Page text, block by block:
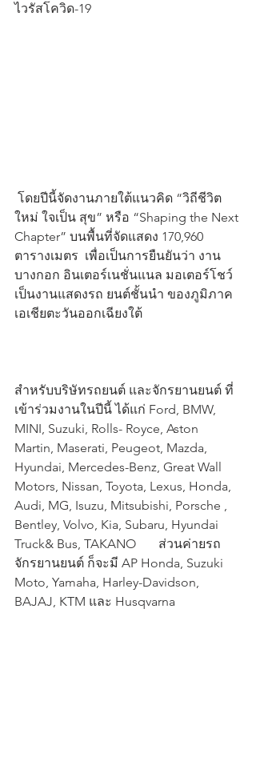
ไวรัสโควิด-19
ใหม่ ใจเป็น สุข” หรือ “Shaping the Next
Chapter” บนพื้นที่จัดแสดง 170,960
ตารางเมตร  เพื่อเป็นการยืนยันว่า งาน
บางกอก อินเตอร์เนชั่นแนล มอเตอร์โชว์
เป็นงานแสดงรถ ยนต์ชั้นนำ ของภูมิภาค
เอเชียตะวันออกเฉียงใต้
สำหรับบริษัทรถยนต์ และจักรยานยนต์ ที่
เข้าร่วมงานในปีนี้ ได้แก่ Ford, BMW,
MINI, Suzuki, Rolls- Royce, Aston
Martin, Maserati, Peugeot, Mazda,
Hyundai, Mercedes-Benz, Great Wall
Motors, Nissan, Toyota, Lexus, Honda,
Audi, MG, Isuzu, Mitsubishi, Porsche ,
Bentley, Volvo, Kia, Subaru, Hyundai
Truck& Bus, TAKANO       ส่วนค่ายรถ
จักรยานยนต์ ก็จะมี AP Honda, Suzuki
Moto, Yamaha, Harley-Davidson,
BAJAJ, KTM และ Husqvarna